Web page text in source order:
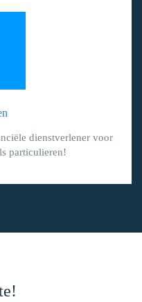
dienstverlener voor
particulieren!